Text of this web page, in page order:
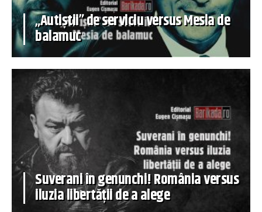
„Autiștii” de serviciu versus Mesia de
balamuc
Suverani în genunchi! România versus
iluzia libertății de a alege